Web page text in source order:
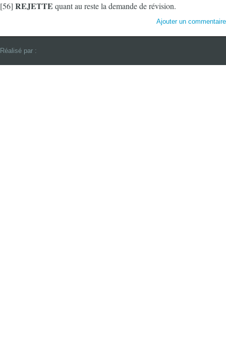
[56] REJETTE quant au reste la demande de révision.
Ajouter un
Réalisé par :